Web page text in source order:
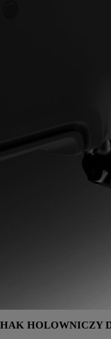
HAK HOLOWNICZY